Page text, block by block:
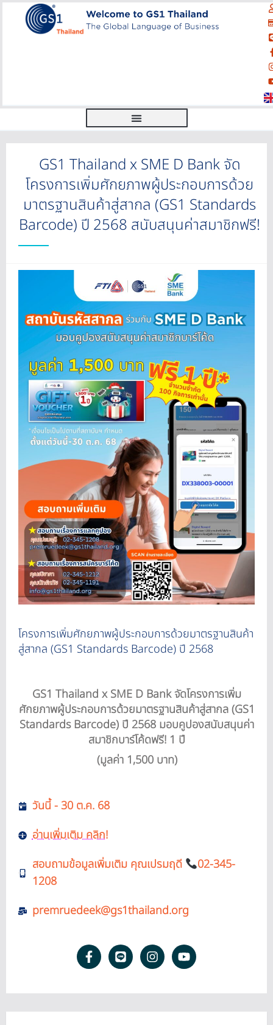
GS1 Thailand x SME D Bank จัด
โครงการเพิ่มศักยภาพผู้ประกอบการด้วย
มาตรฐานสินค้าสู่สากล (GS1 Standards
Barcode) ปี 2568 สนับสนุนค่าสมาชิกฟรี!
โครงการเพิ่มศักยภาพผู้ประกอบการด้วยมาตรฐานสินค้า
สู่สากล (GS1 Standards Barcode) ปี 2568
GS1 Thailand x SME D Bank จัดโครงการเพิ่ม
ศักยภาพผู้ประกอบการด้วยมาตรฐานสินค้าสู่สากล (GS1
Standards Barcode) ปี 2568 มอบคูปองสนับสนุนค่า
สมาชิกบาร์โค้ดฟรี! 1 ปี
(มูลค่า 1,500 บาท)
วันนี้ - 30 ต.ค. 68
อ่านเพิ่มเติม คลิก!
สอบถามข้อมูลเพิ่มเติม คุณเปรมฤดี
02-345-
1208
premruedeek@gs1thailand.org